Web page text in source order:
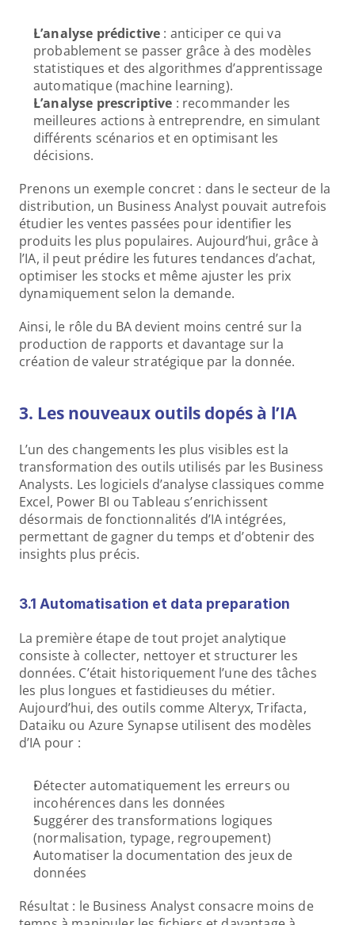
L’analyse prédictive : anticiper ce qui va
probablement se passer grâce à des modèles
statistiques et des algorithmes d’apprentissage
automatique (machine learning).
L’analyse prescriptive : recommander les
meilleures actions à entreprendre, en simulant
différents scénarios et en optimisant les
décisions.
Prenons un exemple concret : dans le secteur de la
distribution, un Business Analyst pouvait autrefois
étudier les ventes passées pour identifier les
produits les plus populaires. Aujourd’hui, grâce à
l’IA, il peut prédire les futures tendances d’achat,
optimiser les stocks et même ajuster les prix
dynamiquement selon la demande.
Ainsi, le rôle du BA devient moins centré sur la
production de rapports et davantage sur la
création de valeur stratégique par la donnée.
3. Les nouveaux outils dopés à l’IA
L’un des changements les plus visibles est la
transformation des outils utilisés par les Business
Analysts. Les logiciels d’analyse classiques comme
Excel, Power BI ou Tableau s’enrichissent
désormais de fonctionnalités d’IA intégrées,
permettant de gagner du temps et d’obtenir des
insights plus précis.
3.1 Automatisation et data preparation
La première étape de tout projet analytique
consiste à collecter, nettoyer et structurer les
données. C’était historiquement l’une des tâches
les plus longues et fastidieuses du métier.
Aujourd’hui, des outils comme Alteryx, Trifacta,
Dataiku ou Azure Synapse utilisent des modèles
d’IA pour :
Détecter automatiquement les erreurs ou
incohérences dans les données
Suggérer des transformations logiques
(normalisation, typage, regroupement)
Automatiser la documentation des jeux de
données
Résultat : le Business Analyst consacre moins de